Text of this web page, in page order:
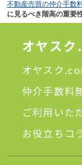
不動産売買の仲介手数
に見るべき階高の重要
オヤス
オヤスク
仲介手数料
ご利用いた
お役立ちコ